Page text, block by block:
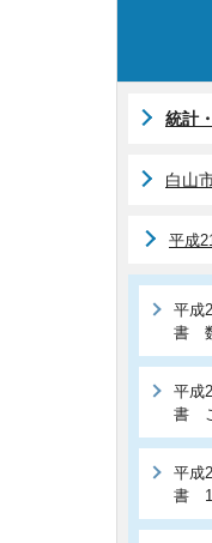
統計
白山
平成
平成
書
平成
書
平成
書 1